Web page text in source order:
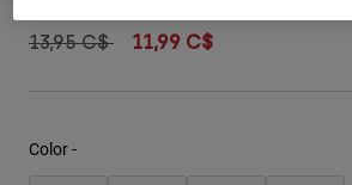
Replacement Parts
Socks
Shorts
Price reduced from
13,95 C$to11,99 C$
Color -